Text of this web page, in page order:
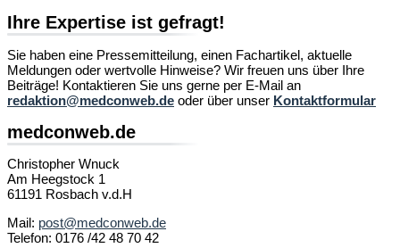
Ihre Expertise ist gefragt!
Sie haben eine Pressemitteilung, einen Fachartikel, aktuelle
Meldungen oder wertvolle Hinweise? Wir freuen uns über Ihre
Beiträge! Kontaktieren Sie uns gerne per E-Mail an
redaktion@medconweb.de oder über unser Kontaktformular
medconweb.de
Christopher Wnuck
Am Heegstock 1
61191 Rosbach v.d.H
Mail: post@medconweb.de
Telefon: 0176 /42 48 70 42